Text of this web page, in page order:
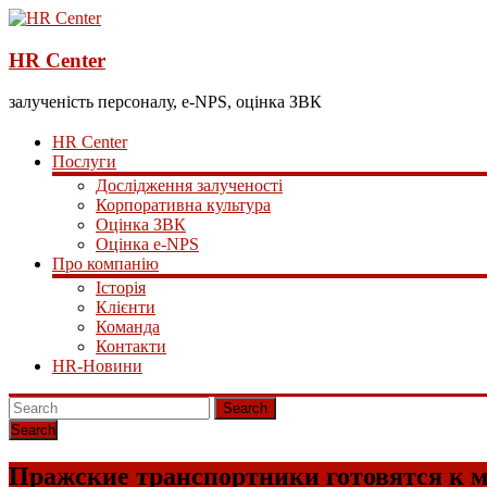
HR Center
залученість персоналу, e-NPS, оцінка ЗВК
HR Center
Послуги
Дослідження залученості
Корпоративна культура
Оцінка ЗВК
Оцінка e-NPS
Про компанію
Історія
Клієнти
Команда
Контакти
HR-Новини
Search
Пражские транспортники готовятся к